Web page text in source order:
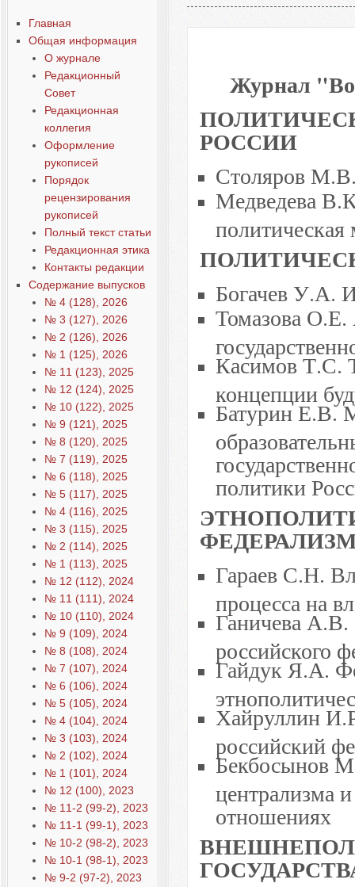
Главная
Общая информация
О журнале
Редакционный
Совет
Редакционная
коллегия
Оформление
рукописей
Порядок
рецензирования
рукописей
Полный текст статьи
Редакционная этика
Контакты редакции
Содержание выпусков
№ 4 (128), 2026
№ 3 (127), 2026
№ 2 (126), 2026
№ 1 (125), 2026
№ 11 (123), 2025
№ 12 (124), 2025
№ 10 (122), 2025
№ 9 (121), 2025
№ 8 (120), 2025
№ 7 (119), 2025
№ 6 (118), 2025
№ 5 (117), 2025
№ 4 (116), 2025
№ 3 (115), 2025
№ 2 (114), 2025
№ 1 (113), 2025
№ 12 (112), 2024
№ 11 (111), 2024
№ 10 (110), 2024
№ 9 (109), 2024
№ 8 (108), 2024
№ 7 (107), 2024
№ 6 (106), 2024
№ 5 (105), 2024
№ 4 (104), 2024
№ 3 (103), 2024
№ 2 (102), 2024
№ 1 (101), 2024
№ 12 (100), 2023
№ 11-2 (99-2), 2023
№ 11-1 (99-1), 2023
№ 10-2 (98-2), 2023
№ 10-1 (98-1), 2023
№ 9-2 (97-2), 2023
Журнал
РОССИИ
Столяров
Медведева
политическая
Богачев У.А.
Томазова О.Е.
Касимов Т.С.
концепции
Батурин Е.В.
политики
Гараев С.Н.
процесса на
Ганичева А.В.
российского
Гайдук Я.А.
Хайруллин
российский
Бекбосынов
централизма
отношениях